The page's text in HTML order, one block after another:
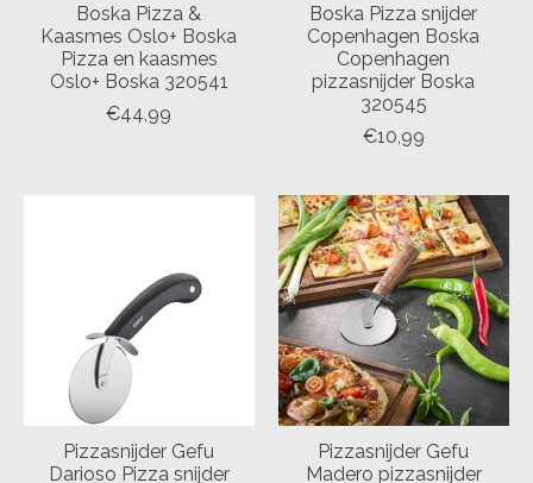
Boska Pizza &
Kaasmes Oslo+ Boska
Pizza en kaasmes
Oslo+ Boska 320541
€44,99
Boska Pizza snijder
Copenhagen Boska
Copenhagen
pizzasnijder Boska
320545
€10,99
Pizzasnijder Gefu
Darioso Pizza snijder
Pizzasnijder Gefu
Madero pizzasnijder